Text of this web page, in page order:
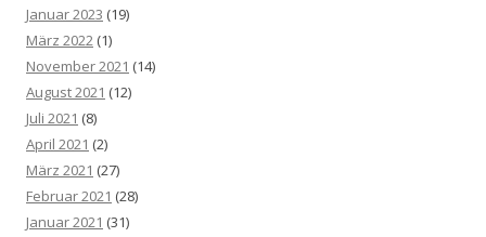
Januar 2023 (19)
März 2022 (1)
November 2021 (14)
August 2021 (12)
Juli 2021 (8)
April 2021 (2)
März 2021 (27)
Februar 2021 (28)
Januar 2021 (31)